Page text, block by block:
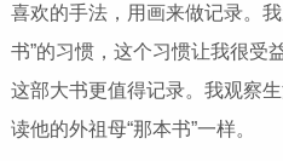
喜欢的手法，用画来做记录。
书”的习惯，这个习惯让我很受
这部大书更值得记录。我观察
读他的外祖母“那本书”一样。